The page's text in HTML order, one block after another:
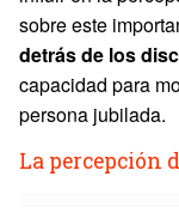
sobre este
detrás de los
capacidad para
persona jubilada.
La percepción